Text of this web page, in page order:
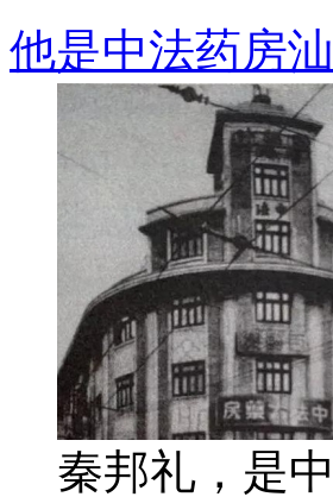
他是中法药房
秦邦礼，是